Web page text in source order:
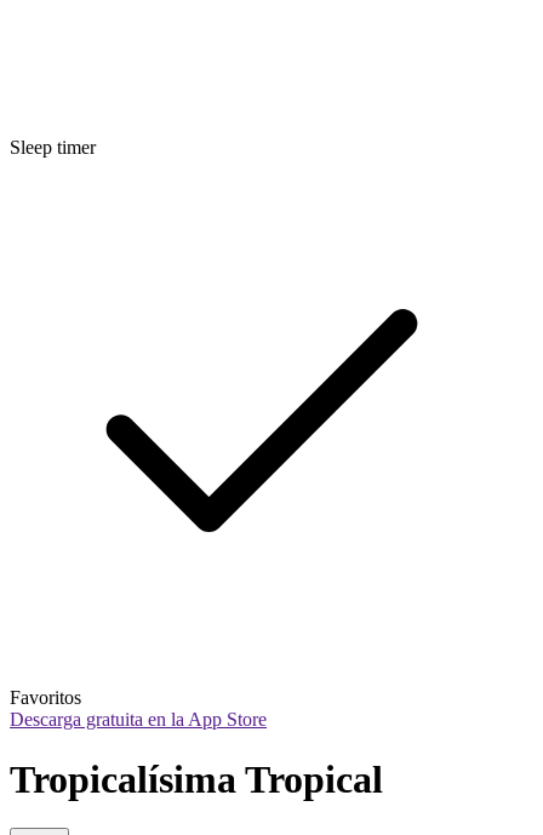
Sleep timer
Favoritos
Descarga gratuita en la App Store
Tropicalísima Tropical